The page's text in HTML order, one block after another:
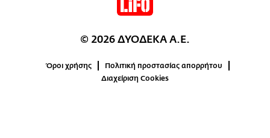
© 2026 ΔΥΟΔΕΚΑ Α.Ε.
Όροι χρήσης
Πολιτική προστασίας απορρήτου
Διαχείριση Cookies